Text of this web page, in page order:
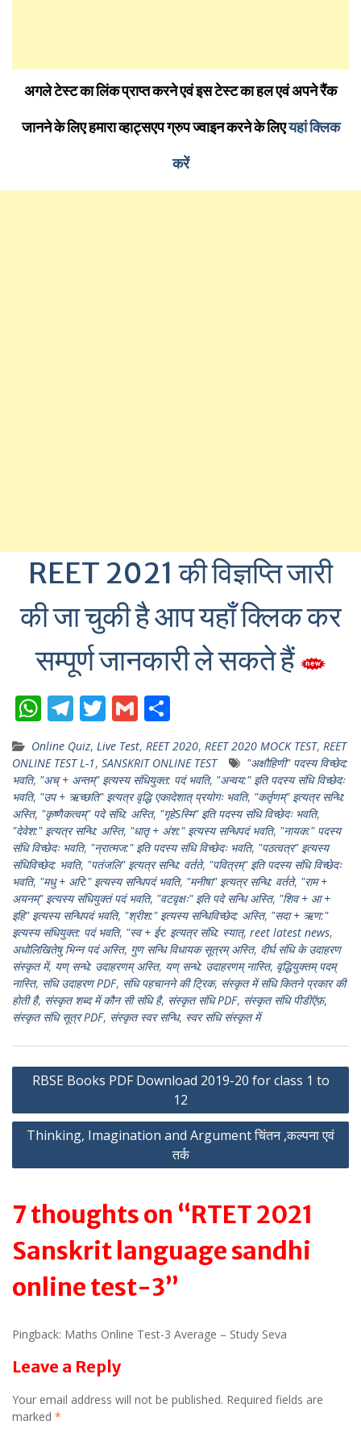
अगले टेस्ट का लिंक प्राप्त करने एवं इस टेस्ट का हल एवं अपने रैंक
जानने के लिए हमारा व्हाट्सएप ग्रुप ज्वाइन करने के लिएयहां क्लिक
करें
REET 2021 की विज्ञप्ति जारी
की जा चुकी है आप यहाँ क्लिक कर
सम्पूर्ण जानकारी ले सकते हैं
W
h
at
s
A
p
p
T
el
e
gr
a
m
T
w
itt
er
G
m
ai
l
h
ar
e
Online Quiz, Live Test, REET 2020, REET 2020 MOCK TEST, REET
ONLINE TEST L-1, SANSKRIT ONLINE TEST
"अक्षौहिणी" पदस्य विच्छेद:
भवति, "अच् + अन्तम्" इत्यस्य संधियुक्त: पदं भवति, "अन्वय:" इति पदस्य संधि विच्छेदः
भवति, "उप + ऋच्छति" इत्यत्र वृद्धि एकादेशात् प्रयोगः भवति, "कर्तृणम्" इत्यत्र सन्धि:
अस्ति, "कृष्णैकत्वम्" पदे संधि: अस्ति, "गृहेSस्मि" इति पदस्य संधि विच्छेदः भवति,
"देवेश:" इत्यत्र सन्धि: अस्ति, "धातृ + अंश:" इत्यस्य सन्धिपदं भवति, "नायक:" पदस्य
संधि विच्छेदः भवति, "न्रात्मज:" इति पदस्य संधि विच्छेदः भवति, "पठत्वत्र" इत्यस्य
संधिविच्छेद: भवति, "पतंजलि" इत्यत्र सन्धि: वर्तते, "पवित्रम्" इति पदस्य संधि विच्छेदः
भवति, "मधु + अरि:" इत्यस्य सन्धिपदं भवति, "मनीषा" इत्यत्र सन्धि: वर्तते, "राम +
अयनम्" इत्यस्य संधियुक्तं पदं भवति, "वटवृक्षः" इति पदे सन्धि अस्ति, "शिव + आ +
इहि" इत्यस्य सन्धिपदं भवति, "श्रीश:" इत्यस्य सन्धिविच्छेद: अस्ति, "सदा + ऋण:"
इत्यस्य संधियुक्त: पदं भवति, "स्व + ईर: इत्यत्र संधि: स्यात्, reet latest news,
अधोलिखितेषु भिन्न पदं अस्ति, गुण सन्धि विधायक सूत्रम् अस्ति, दीर्घ संधि के उदाहरण
संस्कृत में, यण् सन्धे: उदाहरणम् अस्ति, यण् सन्धे: उदाहरणम् नास्ति, वृद्धियुक्तम् पदम्
नास्ति, संधि उदाहरण PDF, संधि पहचानने की ट्रिक, संस्कृत में संधि कितने प्रकार की
होती है, संस्कृत शब्द में कौन सी संधि है, संस्कृत संधि PDF, संस्कृत संधि पीडीऍफ़,
संस्कृत संधि सूत्र PDF, संस्कृत स्वर सन्धि, स्वर संधि संस्कृत में
Post
navigation
RBSE Books PDF Download 2019-20 for class 1 to
12
Thinking, Imagination and Argument चिंतन ,कल्पना एवं
तर्क
7 thoughts on “RTET 2021
Sanskrit language sandhi
online test-3”
Pingback: Maths Online Test-3 Average – Study Seva
Leave a Reply
Your email address will not be published. Required fields are
marked *